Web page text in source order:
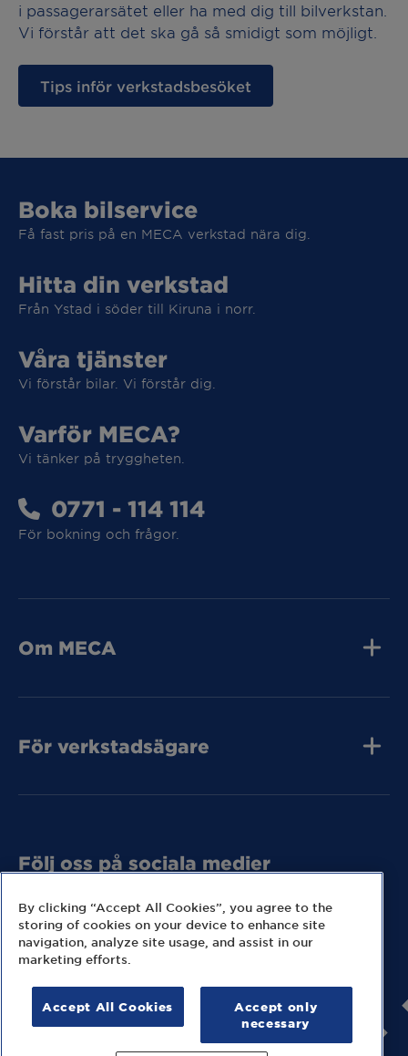
Vi tar hand om din elbil
i passagerarsätet eller ha med dig till bilverkstan.
Vi förstår att det ska gå så smidigt som möjligt.
Tips inför verkstadsbesöket
Boka bilservice
Få fast pris på en MECA verkstad nära dig.
Hitta din verkstad
Från Ystad i söder till Kiruna i norr.
Våra tjänster
Vi förstår bilar. Vi förstår dig.
Varför MECA?
Vi tänker på tryggheten.
0771 - 114 114
För bokning och frågor.
Om MECA
För verkstadsägare
Följ oss på sociala medier
© 2026 MECA Sweden AB
By clicking “Accept All Cookies”, you agree to the
storing of cookies on your device to enhance site
navigation, analyze site usage, and assist in our
marketing efforts.
Accept All Cookies
Accept only
necessary